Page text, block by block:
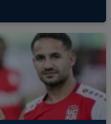
πάμε στα
η γνωστή
με